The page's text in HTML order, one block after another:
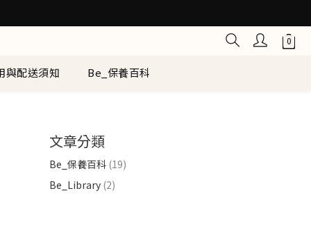
與配送須知 Be_保養百科
文章分類
Be_保養百科 (19)
Be_Library (2)